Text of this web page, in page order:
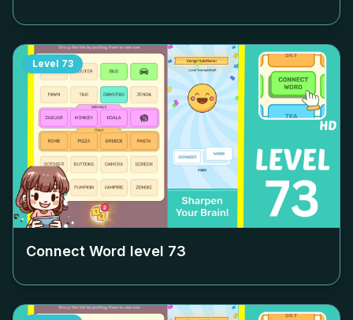
Level 73
Connect Word level 73